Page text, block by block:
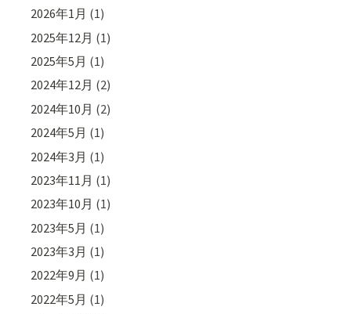
2026年1月 (1)
2025年12月 (1)
2025年5月 (1)
2024年12月 (2)
2024年10月 (2)
2024年5月 (1)
2024年3月 (1)
2023年11月 (1)
2023年10月 (1)
2023年5月 (1)
2023年3月 (1)
2022年9月 (1)
2022年5月 (1)